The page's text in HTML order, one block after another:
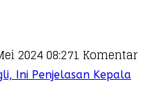
2024 08:271 Komentar
Ini Penjelasan Kepala